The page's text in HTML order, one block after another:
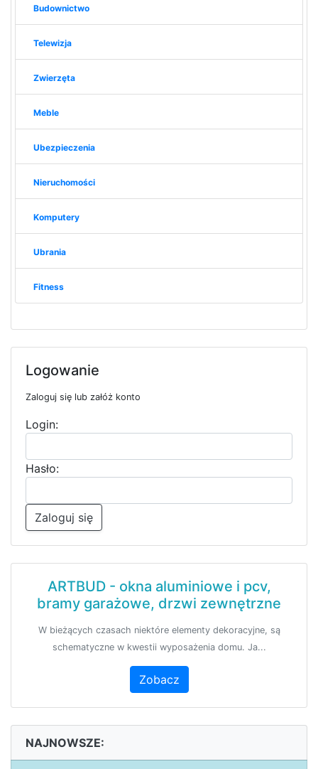
Budownictwo
Telewizja
Zwierzęta
Meble
Ubezpieczenia
Nieruchomości
Komputery
Ubrania
Fitness
Logowanie
Zaloguj się lub załóż konto
Login:
Hasło:
Zaloguj się
ARTBUD - okna aluminiowe i pcv,
bramy garażowe, drzwi zewnętrzne
W bieżących czasach niektóre elementy dekoracyjne, są
schematyczne w kwestii wyposażenia domu. Ja...
Zobacz
NAJNOWSZE: